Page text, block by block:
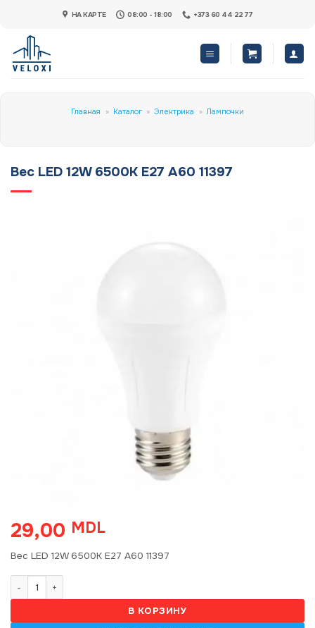
content
НА КАРТЕ 08:00 - 18:00 +373 60 44 22 77
Главная » Каталог » Электрика » Лампочки
Bec LED 12W 6500K E27 A60 11397
29,00 MDL
Bec LED 12W 6500K E27 A60 11397
В КОРЗИНУ